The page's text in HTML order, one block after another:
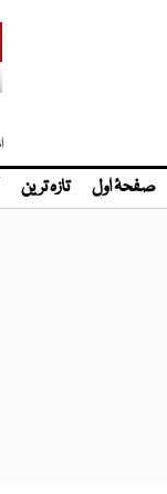
صفحۂ اول تازہ ترین